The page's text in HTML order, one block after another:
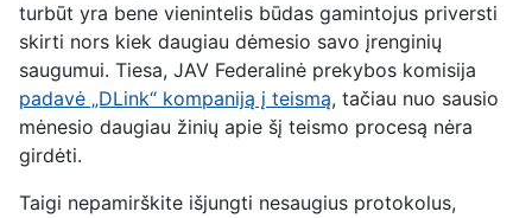
turbūt yra bene vienintelis būdas gamintojus priversti
skirti nors kiek daugiau dėmesio savo įrenginių
saugumui. Tiesa, JAV Federalinė prekybos komisija
padavė „DLink“ kompaniją į teismą, tačiau nuo sausio
mėnesio daugiau žinių apie šį teismo procesą nėra
girdėti.
Taigi nepamirškite išjungti nesaugius protokolus,